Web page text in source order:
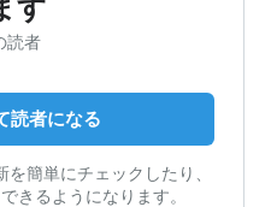
す
読者
読者になる
簡単にチェックしたり、
きるようになります。